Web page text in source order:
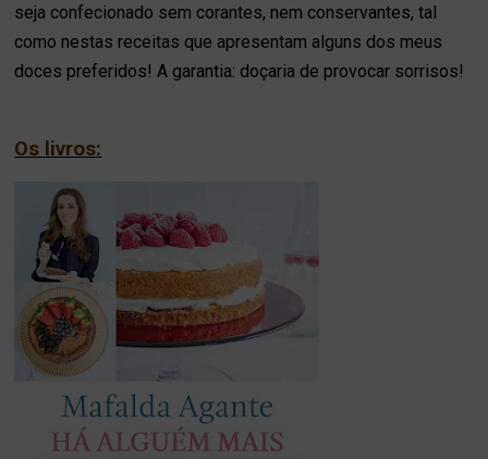
seja confecionado sem corantes, nem conservantes, tal
como nestas receitas que apresentam alguns dos meus
doces preferidos! A garantia: doçaria de provocar sorrisos!
Os livros: